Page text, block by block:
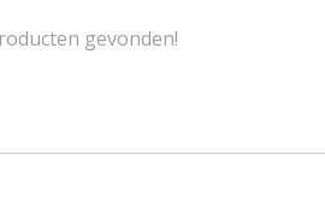
gevonden!